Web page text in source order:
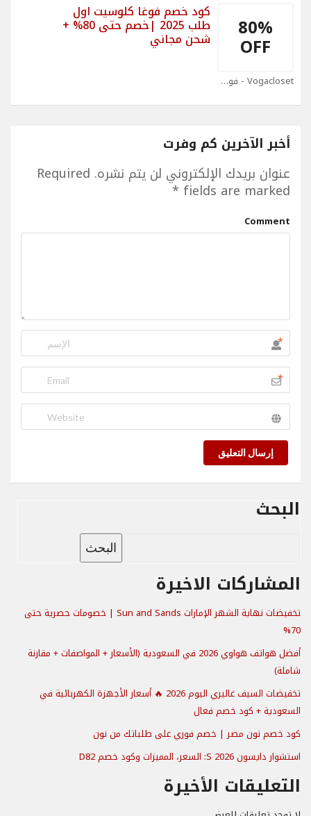
80%
OFF
Vogacloset - فوغاكلوسيت Coupons
كود خصم فوغا كلوسيت اول
طلب 2025 |خصم حتى 80% +
شحن مجاني
أخبر الآخرين كم وفرت
عنوان بريدك الإلكتروني لن يتم نشره. Required
fields are marked
*
Comment
*
*
إرسال التعليق
البحث
البحث
المشاركات الاخيرة
تخفيضات نهاية الشهر الإمارات Sun and Sands | خصومات حصرية حتى
70%
أفضل هواتف هواوي 2026 في السعودية (الأسعار + المواصفات + مقارنة
شاملة)
تخفيضات السيف غاليري اليوم 2026 🔥 أسعار الأجهزة الكهربائية في
السعودية + كود خصم فعال
كود خصم نون مصر | خصم فوري على طلباتك من نون
استشوار دايسون S 2026: السعر، المميزات وكود خصم D82
التعليقات الأخيرة